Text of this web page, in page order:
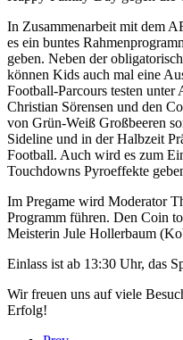
In Zusammenarbeit mit dem
es ein buntes
geben. Neben der
können Kids auch mal eine
Football-Parcours testen
Christian Sörensen und den
von Grün-Weiß Großbeeren
Sideline und in der Halbzeit
Football. Auch wird es zum
Touchdowns Pyroeffekte
Im Pregame wird Moderator
Programm führen. Den Coin
Meisterin Jule Hollerbaum
Einlass ist ab 13:30 Uhr, das
Wir freuen uns auf viele
Erfolg!